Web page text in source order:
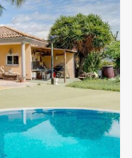
Finalment, trobem a
una habitació
a la planta. La
dobles en suite
clares. A l'última
diàfanes. A la
dimensions
El barri de
per gaudir d